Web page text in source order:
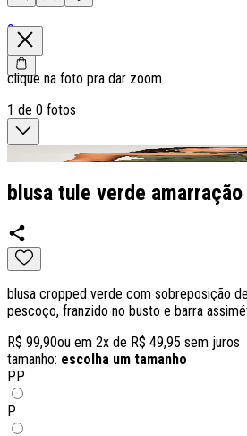
0
clique na foto pra dar zoom
1 de 0 fotos
blusa tule verde
blusa cropped verde com sobreposição
pescoço, franzido no busto e barra
R$ 99,90ou em 2x de R$ 49,95 sem juros
tamanho: escolha um tamanho
PP
P